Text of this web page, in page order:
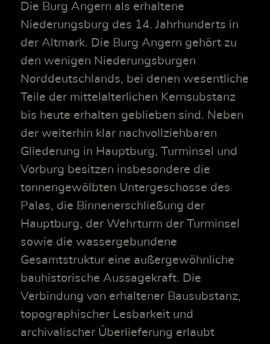
Die Burg Angern als erhaltene
Niederungsburg des 14. Jahrhunderts in
der Altmark. Die Burg Angern gehört zu
den wenigen Niederungsburgen
Norddeutschlands, bei denen wesentliche
Teile der mittelalterlichen Kernsubstanz
bis heute erhalten geblieben sind. Neben
der weiterhin klar nachvollziehbaren
Gliederung in Hauptburg, Turminsel und
Vorburg besitzen insbesondere die
tonnengewölbten Untergeschosse des
Palas, die Binnenerschließung der
Hauptburg, der Wehrturm der Turminsel
sowie die wassergebundene
Gesamtstruktur eine außergewöhnliche
bauhistorische Aussagekraft. Die
Verbindung von erhaltener Bausubstanz,
topographischer Lesbarkeit und
archivalischer Überlieferung erlaubt